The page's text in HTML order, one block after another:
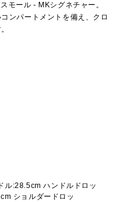
モール - MKシグネチャー。
ンパートメントを備え、クロ
ル:28.5cm ハンドルドロッ
ショルダードロッ